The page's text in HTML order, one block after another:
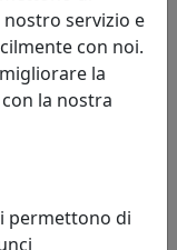
297,00 €
servizio e
con noi.
la
la nostra
permettono di